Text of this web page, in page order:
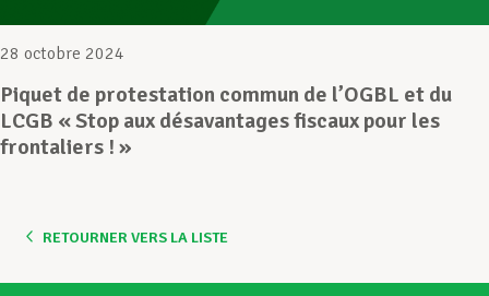
Assistance en vie privée
Développement professionnel
Actualités
28 octobre 2024
Piquet de protestation commun de l’OGBL et du
LCGB « Stop aux désavantages fiscaux pour les
frontaliers ! »
RETOURNER VERS LA LISTE